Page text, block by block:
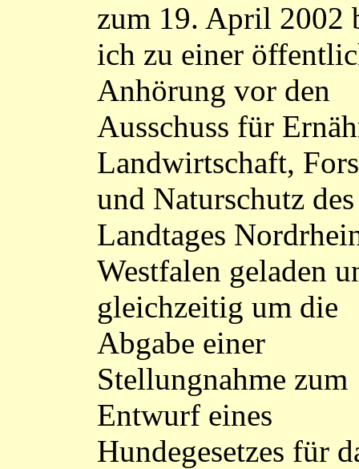
zum 19. April 2002
ich zu einer
Anhörung vor den
Ausschuss für
Landwirtschaft,
und Naturschutz des
Landtages
Westfalen geladen
gleichzeitig um die
Abgabe einer
Stellungnahme zum
Entwurf eines
Hundegesetzes für